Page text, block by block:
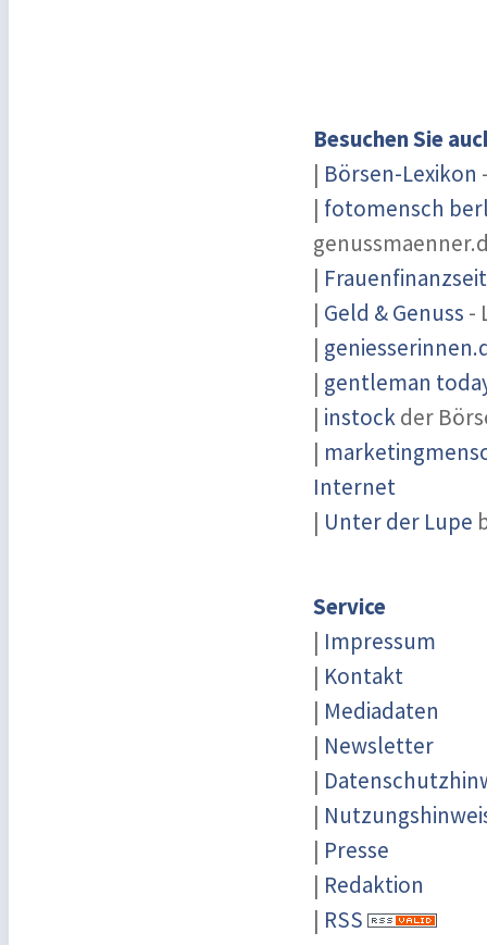
Besuchen Sie
| Börsen-Lexikon
| fotomensch
|
| Geld & Genuss -
|
| gentleman
| instockder
|
Internet
| Unter der Lupe
Service
| Impressum
| Kontakt
| Mediadaten
| Newsletter
|
|
| Presse
| Redaktion
| RSS